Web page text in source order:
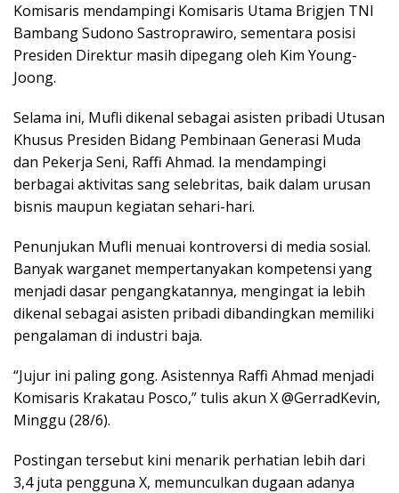
Komisaris mendampingi Komisaris Utama Brigjen TNI
Bambang Sudono Sastroprawiro, sementara posisi
Presiden Direktur masih dipegang oleh Kim Young-
Joong.
Selama ini, Mufli dikenal sebagai asisten pribadi Utusan
Khusus Presiden Bidang Pembinaan Generasi Muda
dan Pekerja Seni, Raffi Ahmad. Ia mendampingi
berbagai aktivitas sang selebritas, baik dalam urusan
bisnis maupun kegiatan sehari-hari.
Penunjukan Mufli menuai kontroversi di media sosial.
Banyak warganet mempertanyakan kompetensi yang
menjadi dasar pengangkatannya, mengingat ia lebih
dikenal sebagai asisten pribadi dibandingkan memiliki
pengalaman di industri baja.
“Jujur ini paling gong. Asistennya Raffi Ahmad menjadi
Komisaris Krakatau Posco,” tulis akun X @GerradKevin,
Minggu (28/6).
Postingan tersebut kini menarik perhatian lebih dari
3,4 juta pengguna X, memunculkan dugaan adanya